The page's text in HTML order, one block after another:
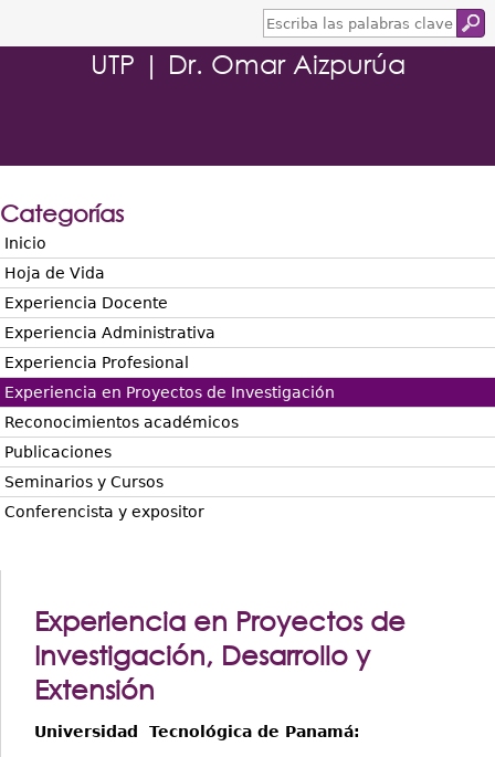
E
s
c
r
l
r
c
l
v
UTP | Dr. Omar Aizpurúa
Categorías
Inicio
Hoja de Vida
Experiencia Docente
Experiencia Administrativa
Experiencia Profesional
Experiencia en Proyectos de Investigación
Reconocimientos académicos
Publicaciones
Seminarios y Cursos
Conferencista y expositor
Experiencia en Proyectos de
Investigación, Desarrollo y
Extensión
Universidad Tecnológica de Panamá: